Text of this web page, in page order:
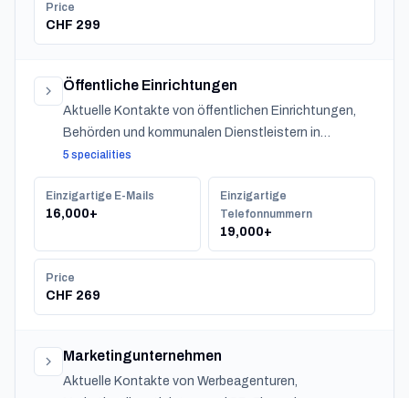
Price
CHF 299
Öffentliche Einrichtungen
Aktuelle Kontakte von öffentlichen Einrichtungen,
Behörden und kommunalen Dienstleistern in
Switzerland.
5 specialities
Einzigartige E-Mails
16,000+
Einzigartige
Telefonnummern
19,000+
Price
CHF 269
Marketingunternehmen
Aktuelle Kontakte von Werbeagenturen,